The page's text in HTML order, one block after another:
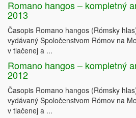
Romano hangos – kompletný
2013
Časopis Romano hangos (Rómsky
vydávaný Spoločenstvom Rómov na
v tlačenej a ...
Romano hangos – kompletný
2012
Časopis Romano hangos (Rómsky
vydávaný Spoločenstvom Rómov na
v tlačenej a ...